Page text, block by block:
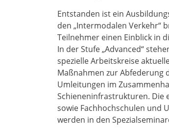
Entstanden ist ein
den „Intermodalen Verkehr“
Teilnehmer einen Einblick in
In der Stufe „Advanced“
spezielle Arbeitskreise
Maßnahmen zur Abfederung
Umleitungen im
Schieneninfrastrukturen. Die
sowie Fachhochschulen und
werden in den